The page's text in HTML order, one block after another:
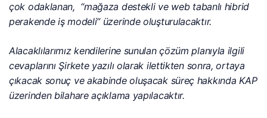
çok odaklanan, “mağaza destekli ve web tabanlı hibrid
perakende iş modeli” üzerinde oluşturulacaktır.
Alacaklılarımız kendilerine sunulan çözüm planıyla ilgili
cevaplarını Şirkete yazılı olarak ilettikten sonra, ortaya
çıkacak sonuç ve akabinde oluşacak süreç hakkında KAP
üzerinden bilahare açıklama yapılacaktır.